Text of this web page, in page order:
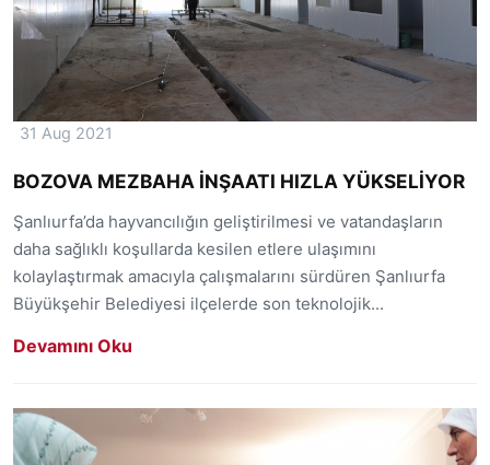
31 Aug 2021
BOZOVA MEZBAHA İNŞAATI HIZLA YÜKSELİYOR
Şanlıurfa’da hayvancılığın geliştirilmesi ve vatandaşların
daha sağlıklı koşullarda kesilen etlere ulaşımını
kolaylaştırmak amacıyla çalışmalarını sürdüren Şanlıurfa
Büyükşehir Belediyesi ilçelerde son teknolojik...
Devamını Oku